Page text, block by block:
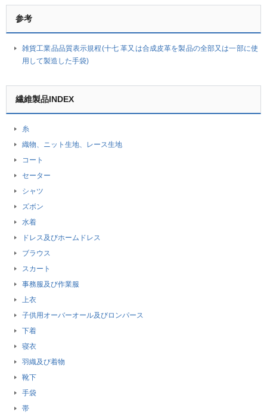
参考
雑貨工業品品質表示規程(十七 革又は合成皮革を製品の全部又は一部に使
用して製造した手袋)
繊維製品INDEX
糸
織物、ニット生地、レース生地
コート
セーター
シャツ
ズボン
水着
ドレス及びホームドレス
ブラウス
スカート
事務服及び作業服
上衣
子供用オーバーオール及びロンパース
下着
寝衣
羽織及び着物
靴下
手袋
帯